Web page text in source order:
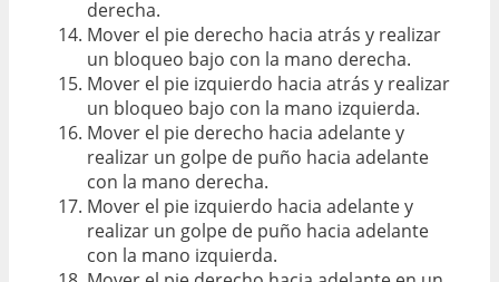
derecha.
Mover el pie derecho hacia atrás y realizar
un bloqueo bajo con la mano derecha.
Mover el pie izquierdo hacia atrás y realizar
un bloqueo bajo con la mano izquierda.
Mover el pie derecho hacia adelante y
realizar un golpe de puño hacia adelante
con la mano derecha.
Mover el pie izquierdo hacia adelante y
realizar un golpe de puño hacia adelante
con la mano izquierda.